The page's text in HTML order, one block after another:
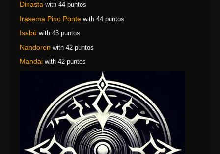
Dinasta with 44 puntos
Irasema Pino Ponte with 44 puntos
Isabú with 43 puntos
Nandoren with 42 puntos
Mandai with 42 puntos